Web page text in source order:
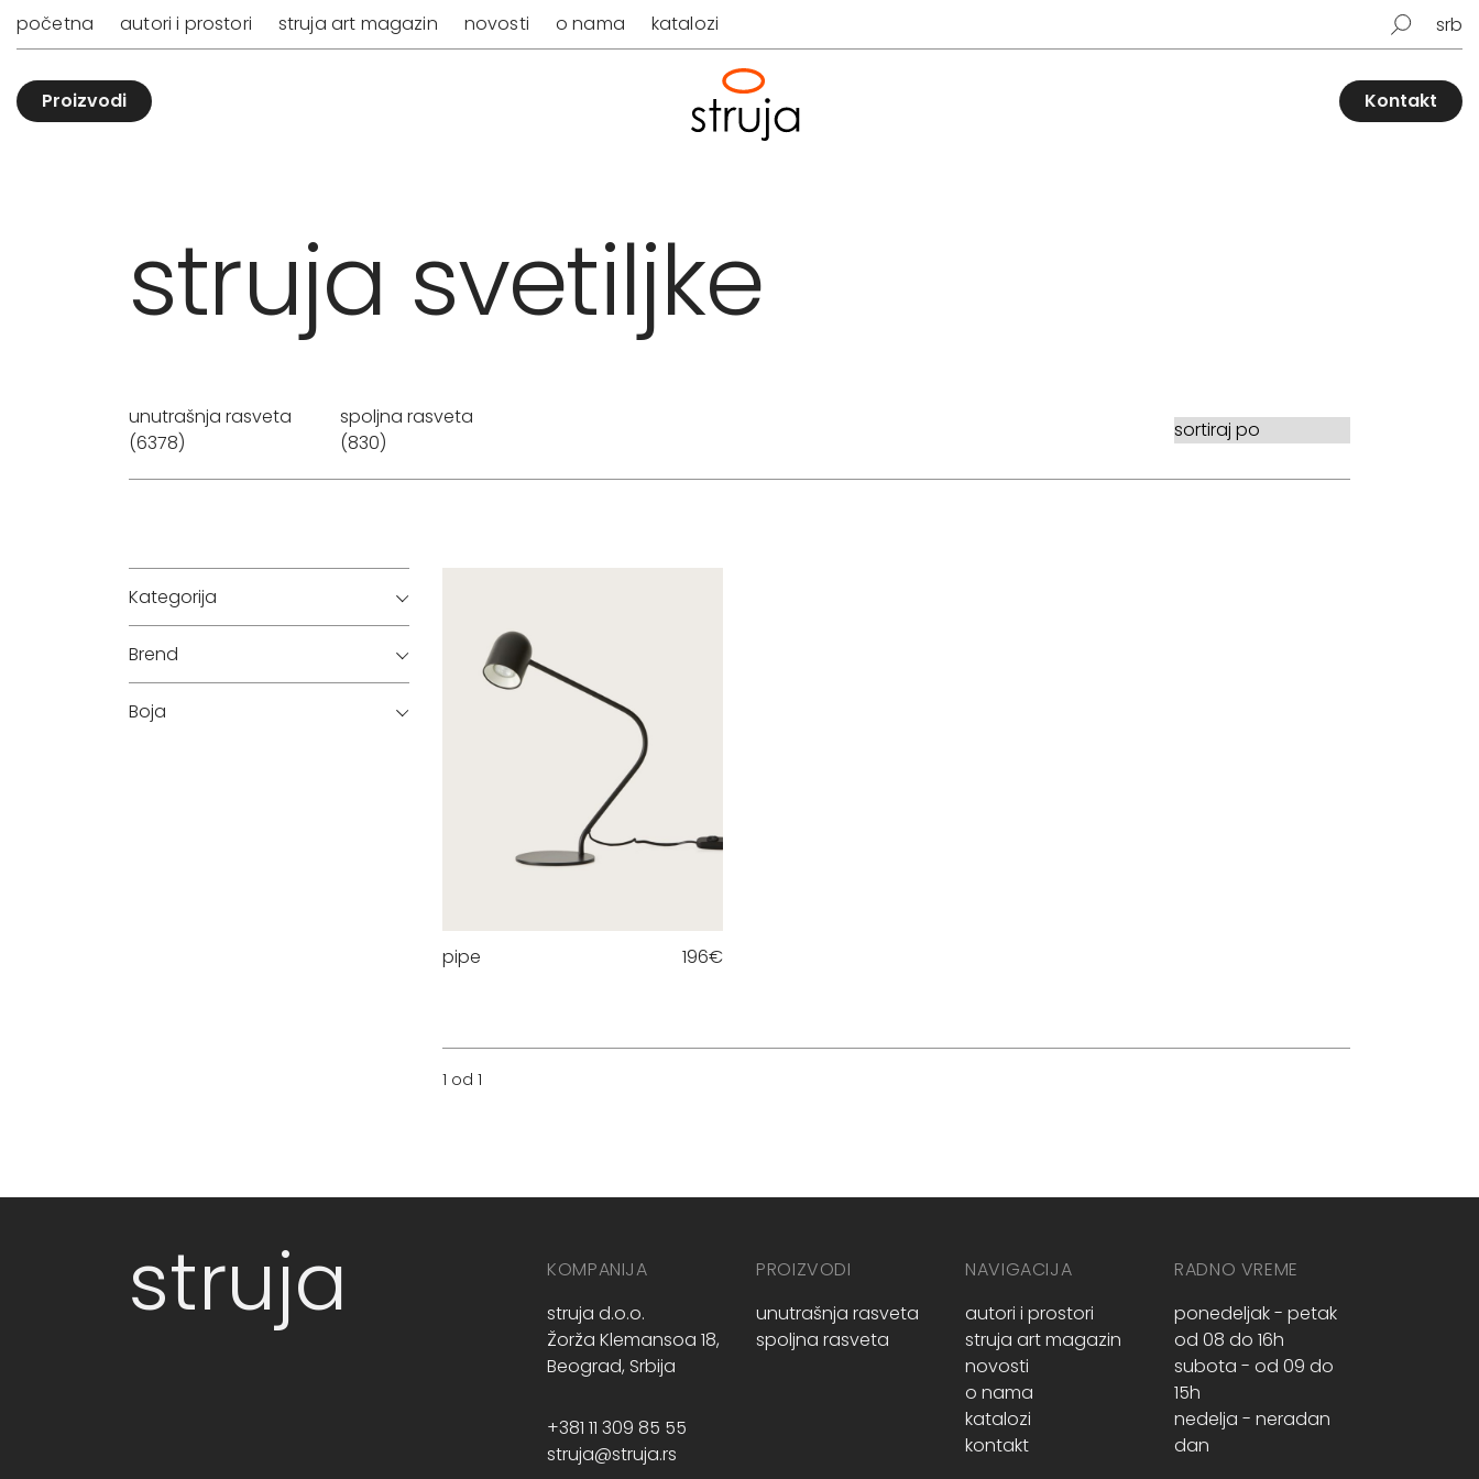
početna autori i prostori struja art magazin novosti o nama katalozi srb
Proizvodi Kontakt
struja svetiljke
unutrašnja rasveta
(6378)
spoljna rasveta
(830)
Kategorija
Brend
Boja
pipe 196€
1 od 1
struja
KOMPANIJA
struja d.o.o.
Žorža Klemansoa 18,
Beograd, Srbija
+381 11 309 85 55
struja@struja.rs
PROIZVODI
unutrašnja rasveta
spoljna rasveta
NAVIGACIJA
autori i prostori
struja art magazin
novosti
o nama
katalozi
kontakt
RADNO VREME
ponedeljak - petak
od 08 do 16h
subota - od 09 do
15h
nedelja - neradan
dan